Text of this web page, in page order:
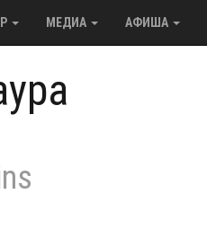
МЕДИА АФИША